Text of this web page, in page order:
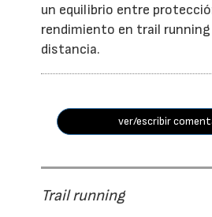
un equilibrio entre
rendimiento en trail running
distancia.
ver/escribir
Trail running